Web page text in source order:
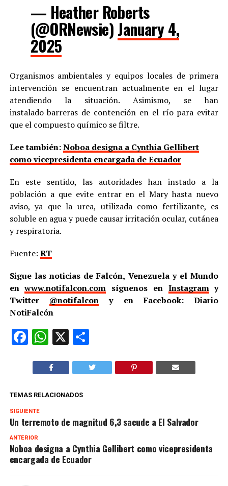
— Heather Roberts
(@ORNewsie) January 4,
2025
Organismos ambientales y equipos locales de primera
intervención se encuentran actualmente en el lugar
atendiendo la situación. Asimismo, se han
instalado barreras de contención en el río para evitar
que el compuesto químico se filtre.
Lee también:Noboa designa a Cynthia Gellibert
como vicepresidenta encargada de Ecuador
En este sentido, las autoridades han instado a la
población a que evite entrar en el Mary hasta nuevo
aviso, ya que la urea, utilizada como fertilizante, es
soluble en agua y puede causar irritación ocular, cutánea
y respiratoria.
Fuente: RT
Sigue las noticias de Falcón, Venezuela y el Mundo
enwww.notifalcon.com síguenos en Instagramy
Twitter @notifalcon y en Facebook: Diario
NotiFalcón
Facebook
WhatsApp
X Compartir
TEMAS RELACIONADOS
SIGUIENTE
Un terremoto de magnitud 6,3 sacude a El Salvador
ANTERIOR
Noboa designa a Cynthia Gellibert como vicepresidenta
encargada de Ecuador